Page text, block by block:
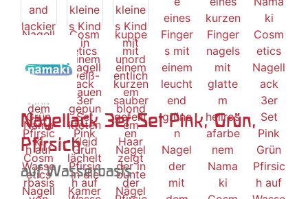
Nagellack 3er Set Pink, Grün,
Pfirsich
auf Wasserbasis